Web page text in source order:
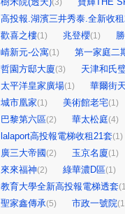
(3)
高投報.湖濱三井秀泰.全新收
歡喜之樓(1) 兆登櫻(1)
崝新元-公寓(1) 第一家庭二
哲園方邸大廈(3) 天津和氏
太平洋皇家廣場(1) 華爾街
城市凰家(1) 美術館老宅(1)
巴黎第六區(2) 華太松庭(4)
lalaport高投報電梯收租21套(1)
廣三大帝國 (2) 玉京名廈(1)
來來福神(2) 綠華濃D區(1)
教育大學全新高投報電梯透套
聖家鑫傳承(5) 市政一號院